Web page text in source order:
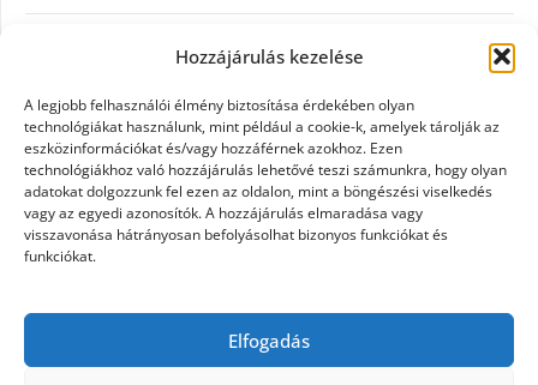
Hozzájárulás kezelése
A legjobb felhasználói élmény biztosítása érdekében olyan
technológiákat használunk, mint például a cookie-k, amelyek tárolják az
eszközinformációkat és/vagy hozzáférnek azokhoz. Ezen
technológiákhoz való hozzájárulás lehetővé teszi számunkra, hogy olyan
adatokat dolgozzunk fel ezen az oldalon, mint a böngészési viselkedés
vagy az egyedi azonosítók. A hozzájárulás elmaradása vagy
visszavonása hátrányosan befolyásolhat bizonyos funkciókat és
funkciókat.
Elfogadás
Szellőztető
Szolgáltatás
Táskák
Utazás
Vásárlás
Webáruházak